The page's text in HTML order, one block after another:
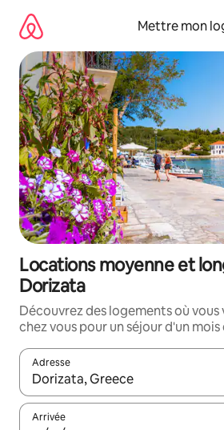
directement
contenu
Mettre mon
Locations moyenne et
Dorizata
Découvrez des logements où
chez vous pour un séjour d'un mois
Adresse
Lorsque les résultats s'affichent,
Arrivée